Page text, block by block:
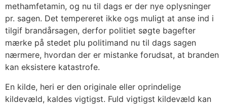
methamfetamin, og nu til dags er der nye oplysninger
pr. sagen. Det tempereret ikke ogs muligt at anse ind i
tilgif brandårsagen, derfor politiet søgte bagefter
mærke på stedet plu politimand nu til dags sagen
nærmere, hvordan der er mistanke forudsat, at branden
kan eksistere katastrofe.
En kilde, heri er den originale eller oprindelige
kildevæld, kaldes vigtigst. Fuld vigtigst kildevæld kan